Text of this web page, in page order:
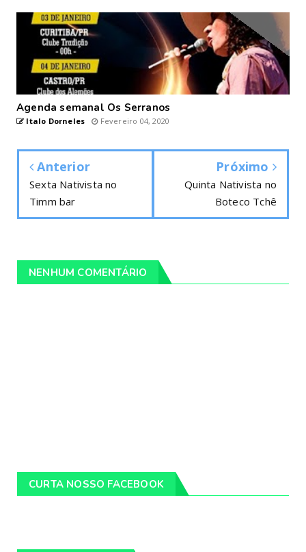
Agenda semanal Os Serranos
Italo Dorneles Fevereiro 04, 2020
Anterior
Sexta Nativista no
Timm bar
Próximo
Quinta Nativista no
Boteco Tchê
NENHUM COMENTÁRIO
CURTA NOSSO FACEBOOK